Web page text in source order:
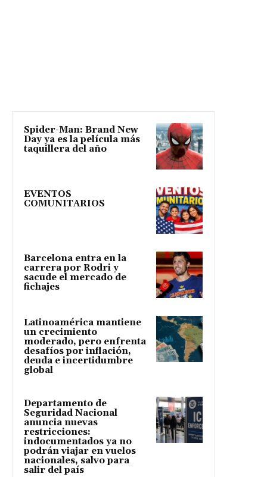
Spider-Man: Brand New
Day ya es la película más
taquillera del año
EVENTOS
COMUNITARIOS
Barcelona entra en la
carrera por Rodri y
sacude el mercado de
fichajes
Latinoamérica mantiene
un crecimiento
moderado, pero enfrenta
desafíos por inflación,
deuda e incertidumbre
global
Departamento de
Seguridad Nacional
anuncia nuevas
restricciones:
indocumentados ya no
podrán viajar en vuelos
nacionales, salvo para
salir del país